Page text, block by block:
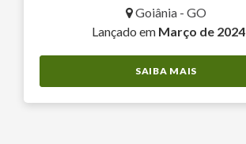
Goiânia - GO
Lançado em Março de 2024
SAIBA MAIS